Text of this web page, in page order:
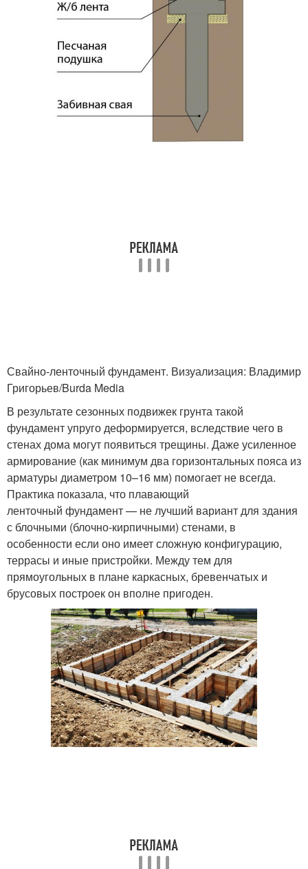
Свайно-ленточный фундамент. Визуализация: Владимир
Григорьев/Burda Media
В результате сезонных подвижек грунта такой
фундамент упруго деформируется, вследствие чего в
стенах дома могут появиться трещины. Даже усиленное
армирование (как минимум два горизонтальных пояса из
арматуры диаметром 10–16 мм) помогает не всегда.
Практика показала, что плавающий
ленточный фундамент — не лучший вариант для здания
с блочными (блочно-кирпичными) стенами, в
особенности если оно имеет сложную конфигурацию,
террасы и иные пристройки. Между тем для
прямоугольных в плане каркасных, бревенчатых и
брусовых построек он вполне пригоден.